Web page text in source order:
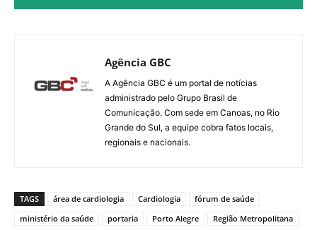
Agência GBC
A Agência GBC é um portal de notícias
administrado pelo Grupo Brasil de
Comunicação. Com sede em Canoas, no Rio
Grande do Sul, a equipe cobra fatos locais,
regionais e nacionais.
TAGS área de cardiologia Cardiologia
fórum de saúde
ministério da saúde
portaria Porto Alegre
Região Metropolitana